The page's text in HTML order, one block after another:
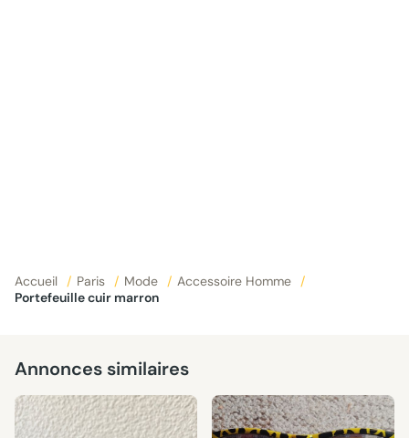
Accueil / Paris / Mode / Accessoire Homme
/
Portefeuille cuir marron
Annonces similaires